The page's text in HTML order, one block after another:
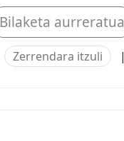
Bilaketa aurreratua
Zerrendara itzuli |